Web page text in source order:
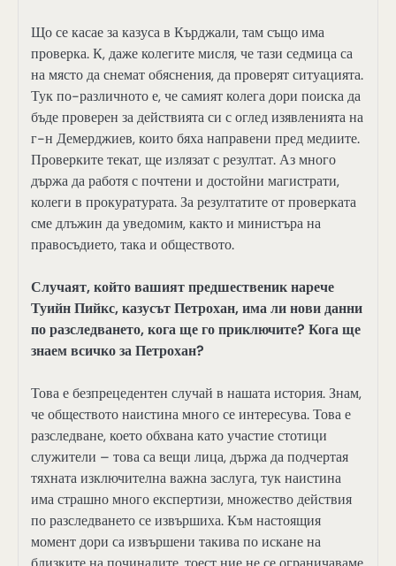
Що се касае за казуса в Кърджали, там също има
проверка. К, даже колегите мисля, че тази седмица са
на място да снемат обяснения, да проверят ситуацията.
Тук по-различното е, че самият колега дори поиска да
бъде проверен за действията си с оглед изявленията на
г-н Демерджиев, които бяха направени пред медиите.
Проверките текат, ще излязат с резултат. Аз много
държа да работя с почтени и достойни магистрати,
колеги в прокуратурата. За резултатите от проверката
сме длъжин да уведомим, както и министъра на
правосъдието, така и обществото.
Случаят, който вашият предшественик нарече
Туийн Пийкс, казусът Петрохан, има ли нови данни
по разследването, кога ще го приключите? Кога ще
знаем всичко за Петрохан?
Това е безпрецедентен случай в нашата история. Знам,
че обществото наистина много се интересува. Това е
разследване, което обхвана като участие стотици
служители – това са вещи лица, държа да подчертая
тяхната изключителна важна заслуга, тук наистина
има страшно много експертизи, множество действия
по разследването се извършиха. Към настоящия
момент дори са извършени такива по искане на